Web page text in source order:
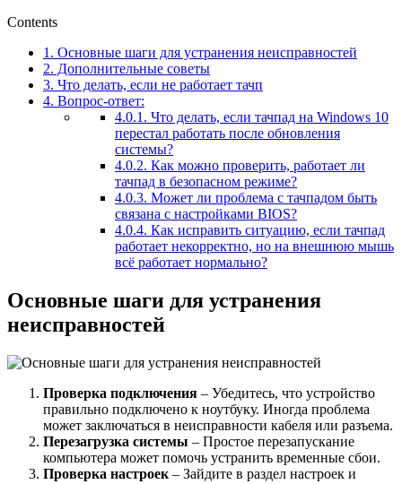
Contents
1. Основные шаги для устранения неисправностей
2. Дополнительные советы
3. Что делать, если не работает тачп
4. Вопрос-ответ:
4.0.1. Что делать, если тачпад на Windows 10
перестал работать после обновления
системы?
4.0.2. Как можно проверить, работает ли
тачпад в безопасном режиме?
4.0.3. Может ли проблема с тачпадом быть
связана с настройками BIOS?
4.0.4. Как исправить ситуацию, если тачпад
работает некорректно, но на внешнюю мышь
всё работает нормально?
Основные шаги для устранения
неисправностей
Проверка подключения – Убедитесь, что устройство
правильно подключено к ноутбуку. Иногда проблема
может заключаться в неисправности кабеля или разъема.
Перезагрузка системы – Простое перезапускание
компьютера может помочь устранить временные сбои.
Проверка настроек – Зайдите в раздел настроек и